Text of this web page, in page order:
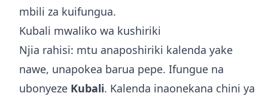
mbili za kuifungua.
Kubali mwaliko wa kushiriki
Njia rahisi: mtu anaposhiriki kalenda yake
nawe, unapokea barua pepe. Ifungue na
ubonyeze Kubali. Kalenda inaonekana chini ya